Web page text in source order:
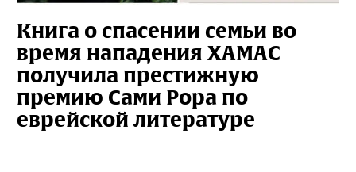
Книга о спасении семьи во
время нападения ХАМАС
получила престижную
премию Сами Рора по
еврейской литературе